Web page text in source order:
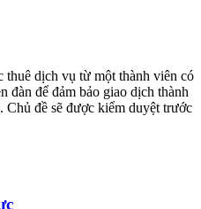
thuê dịch vụ từ một thành viên có
đàn để đảm bảo giao dịch thành
Chủ đề sẽ được kiểm duyệt trước